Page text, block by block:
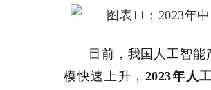
目前，我国人工智能
模快速上升， 2023年人